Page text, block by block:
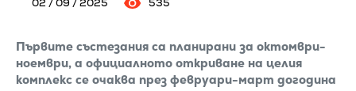
02 / 09 / 2025 535
Първите състезания са планирани за октомври-
ноември, а официалното откриване на целия
комплекс се очаква през февруари-март догодина